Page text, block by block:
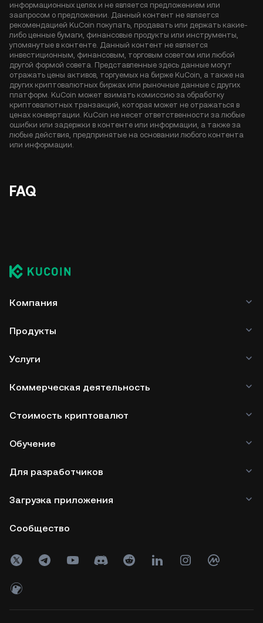
информационных целях и не является предложением или
заапросом о предложении. Данный контент не является
рекомендацией KuCoin покупать, продавать или держать какие-
либо ценные бумаги, финансовые продукты или инструменты,
упомянутые в контенте. Данный контент не является
инвестиционным, финансовым, торговым советом или любой
другой формой совета. Представленные здесь данные могут
отражать цены активов, торгуемых на бирже KuCoin, а также на
других криптовалютных биржах или рыночные данные с других
платформ. KuCoin может взимать комиссию за обработку
криптовалютных транзакций, которая может не отражаться в
ценах конвертации. KuCoin не несет ответственности за любые
ошибки или задержки в контенте или информации, а также за
любые действия, предпринятые на основании любого контента
или информации.
FAQ
Компания
Продукты
Услуги
Коммерческая деятельность
Стоимость криптовалют
Обучение
Для разработчиков
Загрузка приложения
Сообщество